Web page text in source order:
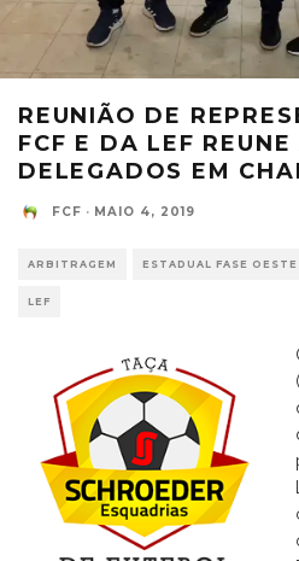
REUNIÃO DE
FCF E DA LEF
DELEGADOS EM
FCF · MAIO 4, 2019
ARBITRAGEM ESTADUAL FASE OESTE
LEF